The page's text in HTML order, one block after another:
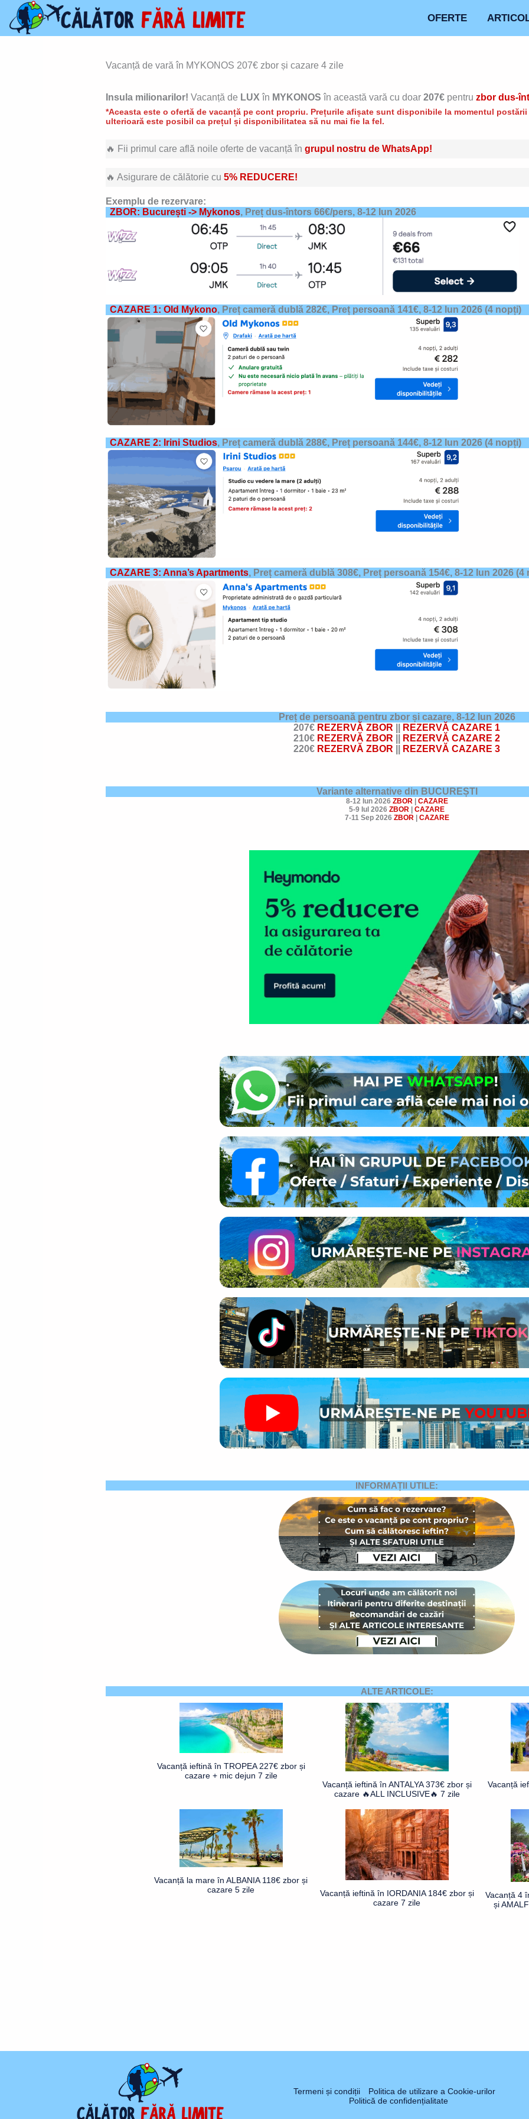
content
OFERTE
Vacanță de vară în MYKONOS 207€ zbor și cazare 4 zile
Insula milionarilor! Vacanță de LUXîn MYKONOS în această vară cu doar 207€pentru zbor dus-
*Aceasta este o ofertă de vacanță pe cont propriu. Prețurile afișate sunt disponibile la momentul
ulterioară este posibil ca prețul și disponibilitatea să nu mai fie la fel.
🔥 Fii primul care află noile oferte de vacanță în grupul nostru de WhatsApp!
🔥 Asigurare de călătorie cu 5% REDUCERE!
Exemplu de rezervare:
ZBOR: București -> Mykonos, Preț dus-întors 66€/pers, 8-12 Iun 2026
CAZARE 1: Old Mykono, Preț cameră dublă 282€, Preț persoană 141€, 8-12 Iun 2026(4 nopți)
CAZARE 2: Irini Studios, Preț cameră dublă 288€, Preț persoană 144€, 8-12 Iun 2026(4 nopți)
CAZARE 3: Anna’s Apartments, Preț cameră dublă 308€, Preț persoană 154€, 8-12 Iun 2026(4
Preț de persoană pentru zbor și cazare, 8-12 Iun 2026
207€ REZERVĂ ZBOR
REZERVĂ CAZARE 1
210€ REZERVĂ ZBOR
REZERVĂ CAZARE 2
220€ REZERVĂ ZBOR REZERVĂ CAZARE 3
Variante alternative din BUCUREȘTI
8-12 Iun 2026 ZBOR| CAZARE
5-9 Iul 2026 ZBOR
CAZARE
7-11 Sep 2026 ZBOR| CAZARE
INFORMAȚII UTILE:
ALTE ARTICOLE:
Vacanță ieftină în TROPEA 227€ zbor și
cazare + mic dejun 7 zile
Vacanță ieftină în ANTALYA 373€ zbor și
cazare 🔥ALL INCLUSIVE🔥 7 zile
Vacanță
Vacanță la mare în ALBANIA 118€ zbor și
cazare 5 zile
Vacanță ieftină în IORDANIA 184€ zbor și
cazare 7 zile
Vacanță 4
și
Termeni și condiții
Politica de utilizare a Cookie-urilor
Politică de confidențialitate